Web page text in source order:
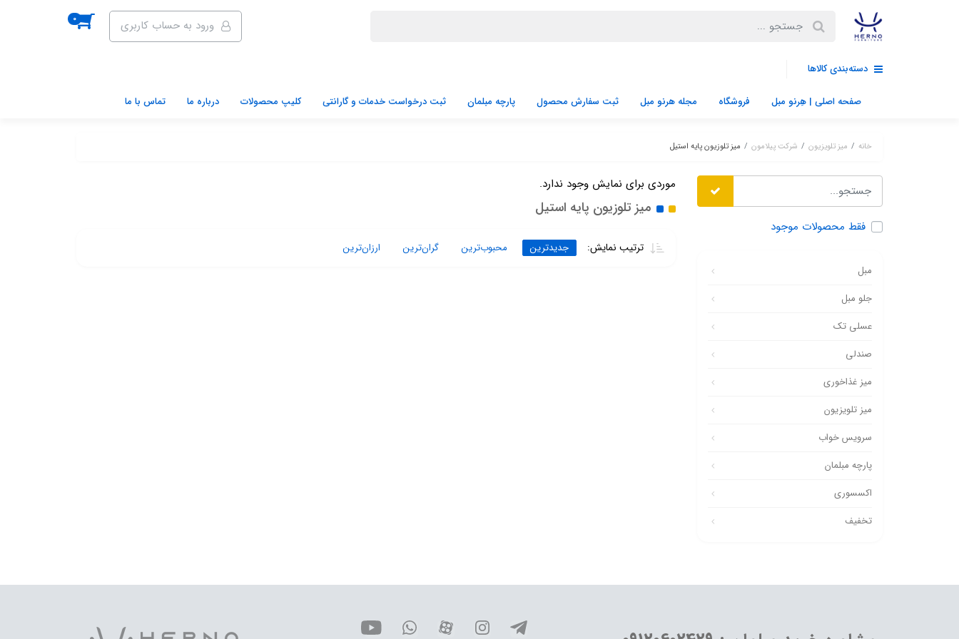
ورود به حساب کاربری 0
دسته‌بندی کالاها
صفحه اصلی | هِرنو مبل فروشگاه مجله هرنو مبل ثبت سفارش محصول پارچه مبلمان ثبت درخواست خدمات و گارانتی کلیپ محصولات درباره ما تماس با ما
خانه میز تلویزیون شرکت پیلامون میز تلوزیون پایه استیل
فقط محصولات موجود
مبل
جلو مبل
عسلی تک
صندلی
میز غذاخوری
میز تلویزیون
سرویس خواب
پارچه مبلمان
اکسسوری
تخفیف
موردی برای نمایش وجود ندارد.
میز تلوزیون پایه استیل
ترتیب نمایش: جدیدترین محبوب‌ترین گران‌ترین ارزان‌ترین